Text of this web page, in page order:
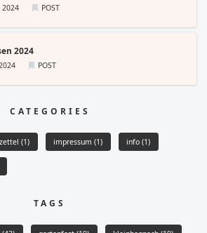
2024 POST
2024
POST
CATEGORIES
(1) impressum(1) info(1)
TAGS